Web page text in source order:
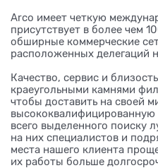
Arco имеет четкую
присутствует в более чем
обширные коммерческие
расположенных делегаций
Качество, сервис и
краеугольными камнями
чтобы доставить на своей
всего выделенного поиску
на них специалистов и
места нашего клиента
их работы больше